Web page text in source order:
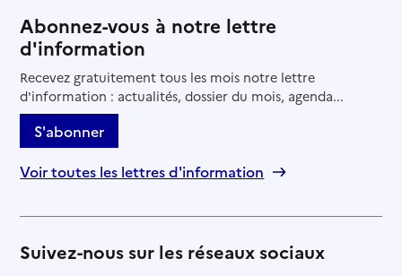
Abonnez-vous à notre lettre
d'information
Recevez gratuitement tous les mois notre lettre
d'information : actualités, dossier du mois, agenda...
S'abonner
Voir toutes les lettres d'information
Suivez-nous sur les réseaux sociaux